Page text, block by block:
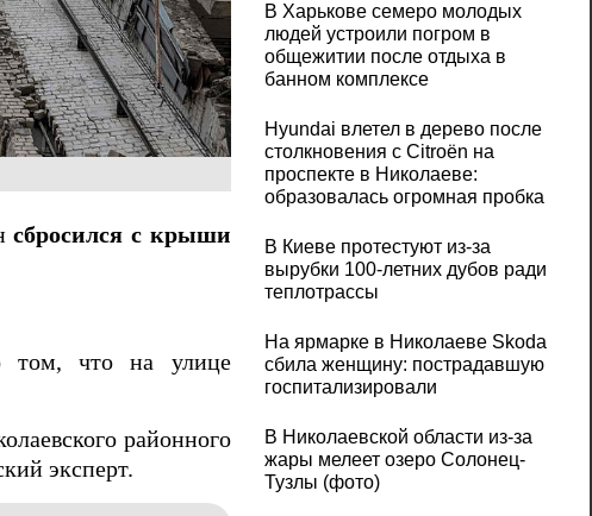
сбросился с крыши
том, что на улице
районного
эксперт.
В Харькове семеро молодых
людей устроили погром в
общежитии после отдыха в
банном комплексе
Hyundai влетел в дерево после
столкновения с Citroën на
проспекте в Николаеве:
образовалась огромная пробка
В Киеве протестуют из-за
вырубки 100-летних дубов ради
теплотрассы
На ярмарке в Николаеве Skoda
сбила женщину: пострадавшую
госпитализировали
В Николаевской области из-за
жары мелеет озеро Солонец-
Тузлы (фото)